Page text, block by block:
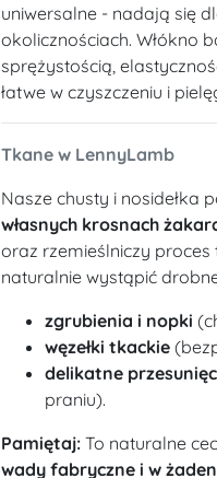
uniwersalne - nadają się
okolicznościach. Włókno
sprężystością,
łatwe w czyszczeniu i
Tkane w LennyLamb
Nasze chusty i nosidełka
własnych krosnach
oraz rzemieślniczy
naturalnie wystąpić
zgrubienia i nopki
węzełki tkackie
delikatne
praniu).
Pamiętaj: To naturalne
wady fabryczne i w